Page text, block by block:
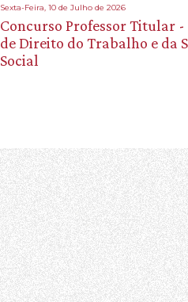
Sexta-Feira, 10 de Julho de 2026
Concurso Professor Titular
de Direito do Trabalho e da
Social